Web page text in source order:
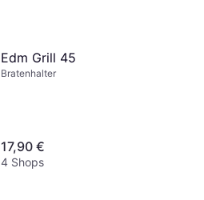
Edm Grill 45
Bratenhalter
17,90 €
4 Shops